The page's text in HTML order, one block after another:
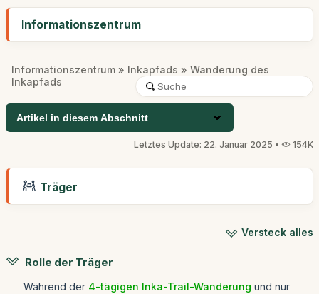
Informationszentrum
Informationszentrum » Inkapfads » Wanderung des
Inkapfads
Artikel in diesem Abschnitt
Letztes Update: 22. Januar 2025 • 154K
Träger
Versteck alles
Rolle der Träger
Während der 4-tägigen Inka-Trail-Wanderung und nur